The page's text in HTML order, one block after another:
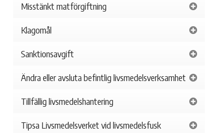
Misstänkt matförgiftning
Klagomål
Sanktionsavgift
Ändra eller avsluta befintlig livsmedelsverksamhet
Tillfällig livsmedelshantering
Tipsa Livsmedelsverket vid livsmedelsfusk